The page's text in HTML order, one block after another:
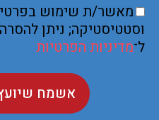
מאשר/ת שימוש
וסטטיסטיקה; ניתן
ל־מדיניות הפרטיות
אשמח